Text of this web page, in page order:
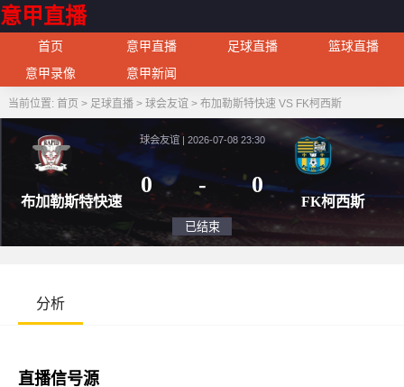
意甲直播
首页 意甲直播 足球直播
篮球直播
意甲录像
意甲新闻
当前位置: 首页 > 足球直播> 球会友谊 > 布加勒斯特快速 VS FK柯西斯
布加勒斯特快速
球会友谊 | 2026-07-08 23:30
0
FK
分析
直播信号源